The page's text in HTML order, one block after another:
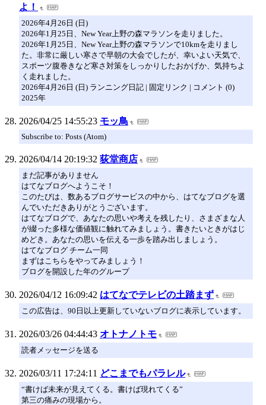
よ！
2026年4月26日 (日)
2026年1月25日、New Year上野の森マラソンを走りました。
2026年1月25日、New Year上野の森マラソンで10kmを走りまし
た。非常に厳しい寒さで早朝の大会でしたが、幸いよい天気で、
スポーツ腹巻きなど寒さ対策をしっかりしたおかげか、気持ちよ
く走れました。
2026年4月26日 (日) ランニング日記 | 固定リンク | コメント (0)
2025年
2026/04/25 14:55:23 モッ鳥
Subscribe to: Posts (Atom)
2026/04/14 20:19:32 荻堂商店
まだ記事がありません
はてなブログへようこそ！
このたびは、数あるブログサービスの中から、はてなブログを選
んでいただきありがとうございます。
はてなブログで、あなたの思いや考えを残したり、さまざまな人
が綴った多様な価値観に触れてみましょう。書きたいときがはじ
めどき。あなたの思いを伝える一歩を踏み出しましょう。
はてなブログ チーム一同
まずはこちらをやってみましょう！
ブログを開設した年のグループ
2026/04/12 16:09:42 はてなでテレビの土踏まず
この広告は、90日以上更新していないブログに表示しています。
2026/03/26 04:44:43 オトナノトモ
読者メッセージを送る
2026/03/11 17:24:11 どこまでもパラレル
“書けば未来が見えてくる。書けば現れてくる”
第三の痛みの現場から。